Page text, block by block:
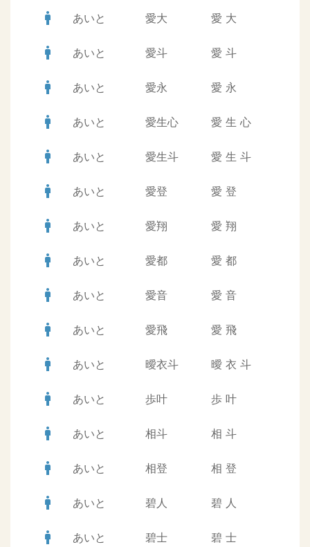
man あいと 愛大 愛 大
man あいと 愛斗 愛 斗
man あいと 愛永 愛 永
man あいと 愛生心 愛 生 心
man あいと 愛生斗 愛 生 斗
man あいと 愛登 愛 登
man あいと 愛翔 愛 翔
man あいと 愛都 愛 都
man あいと 愛音 愛 音
man あいと 愛飛 愛 飛
man あいと 曖衣斗 曖 衣 斗
man あいと 歩叶 歩 叶
man あいと 相斗 相 斗
man あいと 相登 相 登
man あいと 碧人 碧 人
man あいと 碧士 碧 士